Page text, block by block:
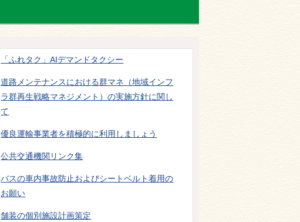
「ふれタク」AIデマンドタクシー
道路メンテナンスにおける群マネ（地域インフ
ラ群再生戦略マネジメント）の実施方針に関し
て
優良運輸事業者を積極的に利用しましょう
公共交通機関リンク集
バスの車内事故防止およびシートベルト着用の
お願い
舗装の個別施設計画策定